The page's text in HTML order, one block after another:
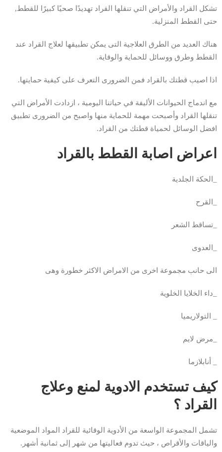
تشكل القراد والأمراض التي تنقلها القراد تهديدًا صحيًا كبيرًا للقطط,
حتى القطط المنزلية.
هناك العديد من الطرق العلاجية التى يمكن تطبيقها لعلاج القراد عند
القطط وطرق ووسائل للحماية والوقاية.
اذا اصيب قطتك بالقراد فمن الضرورى التعرف على كيفية حمايتها.
مع اندماج الحيوانات الأليفة في حياتنا اليومية ، ازدادت الأمراض التي
تنقلها القراد وأصبحت مهمة للحماية منها واصبح من الضرورى تطبيق
افضل الوسائل لحمياة قطتك من القراد.
اعراض اصابة القطط بالقراد
_الحكة الجلدية
_القرح
_تساقط الشعر
_العدوى
الى حانب مجموعة اخرى من الامراض الاكثر خطورة وهى
_داء الخلايا الخلوية
_ التولاريميا
_مرض لايم
_ أنابلازما
كيف تستخدم الادوية لمنع وعلاج
القراد ؟
تشمل المجموعة الواسعة من الأدوية الوقائية للقراد المواد الموضعية
والياقات والأقراص ، حيث تدوم فعاليتها من شهر إلى ثمانية أشهر.